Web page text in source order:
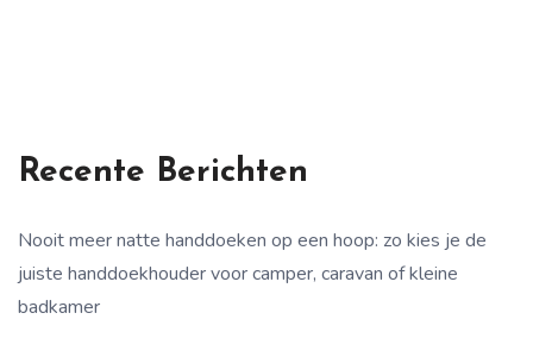
Recente Berichten
Nooit meer natte handdoeken op een hoop: zo kies je de
juiste handdoekhouder voor camper, caravan of kleine
badkamer